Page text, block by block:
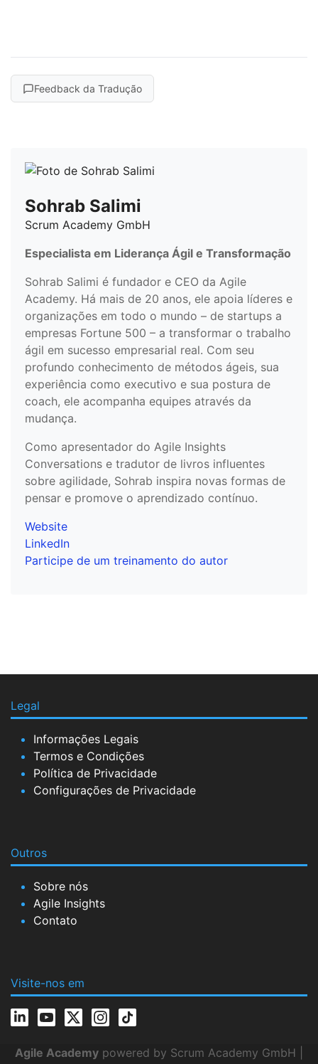
Feedback da Tradução
Sohrab Salimi
Scrum Academy GmbH
Especialista em Liderança Ágil e Transformação
Sohrab Salimi é fundador e CEO da Agile
Academy. Há mais de 20 anos, ele apoia líderes e
organizações em todo o mundo – de startups a
empresas Fortune 500 – a transformar o trabalho
ágil em sucesso empresarial real. Com seu
profundo conhecimento de métodos ágeis, sua
experiência como executivo e sua postura de
coach, ele acompanha equipes através da
mudança.
Como apresentador do Agile Insights
Conversations e tradutor de livros influentes
sobre agilidade, Sohrab inspira novas formas de
pensar e promove o aprendizado contínuo.
Website
LinkedIn
Participe de um treinamento do autor
Legal
Informações Legais
Termos e Condições
Política de Privacidade
Configurações de Privacidade
Outros
Sobre nós
Agile Insights
Contato
Visite-nos em
Agile Academy powered by Scrum Academy GmbH |